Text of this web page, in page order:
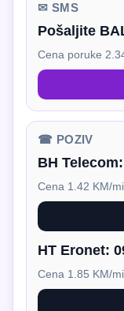
✉ SMS
Pošaljite
Cena poruke
☎ POZIV
BH Telecom:
Cena 1.42 KM/
HT Eronet:
Cena 1.85 KM/